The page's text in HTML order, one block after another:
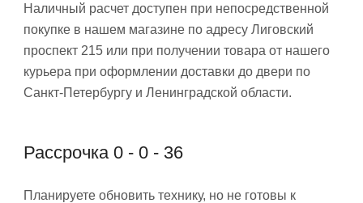
Наличный расчет доступен при непосредственной
покупке в нашем магазине по адресу Лиговский
проспект 215 или при получении товара от нашего
курьера при оформлении доставки до двери по
Санкт-Петербургу и Ленинградской области.
Рассрочка 0 - 0 - 36
Планируете обновить технику, но не готовы к